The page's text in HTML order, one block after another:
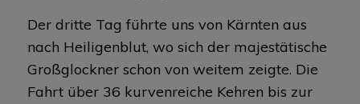
Der dritte Tag führte uns von Kärnten aus
nach Heiligenblut, wo sich der majestätische
Großglockner schon von weitem zeigte. Die
Fahrt über 36 kurvenreiche Kehren bis zur